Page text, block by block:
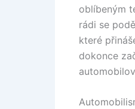
oblíbeným
rádi se
které
dokonce